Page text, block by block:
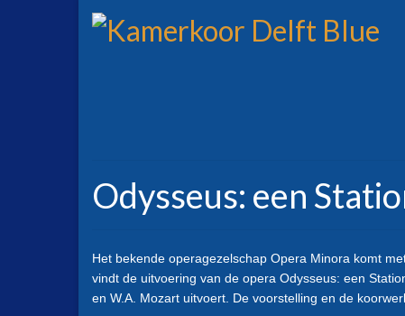
Odysseus: een
Het bekende operagezelschap Opera Minora komt
vindt de uitvoering van de opera Odysseus: een
en W.A. Mozart uitvoert. De voorstelling en de